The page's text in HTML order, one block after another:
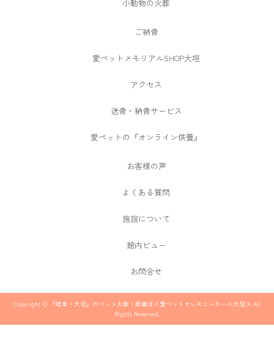
小動物の火葬
ご納骨
愛ペットメモリアルSHOP大垣
アクセス
送骨・納骨サービス
愛ペットの『オンライン供養』
お客様の声
よくある質問
施設について
館内ビュー
お問合せ
Copyright © 『岐阜・大垣』のペット火葬・葬儀は≪愛ペットセレモニーホール大垣≫ All
Rights Reserved.